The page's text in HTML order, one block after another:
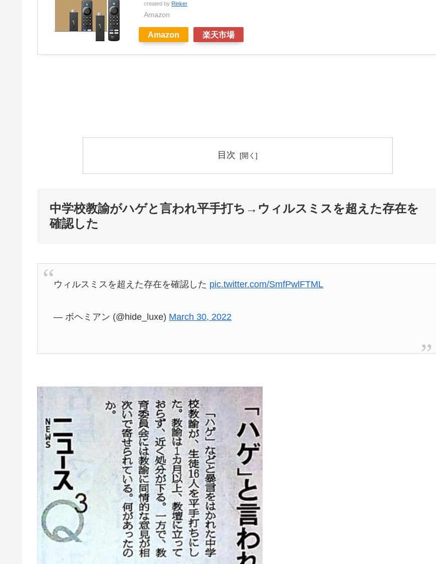
created by Rinker
Amazon
Amazon 楽天市場
目次
中学校教諭がハゲと言われ平手打ち→ウィルスミスを超えた存在を
確認した
ウィルスミスを超えた存在を確認した pic.twitter.com/SmfPwlFTML
— ボヘミアン (@hide_luxe) March 30, 2022